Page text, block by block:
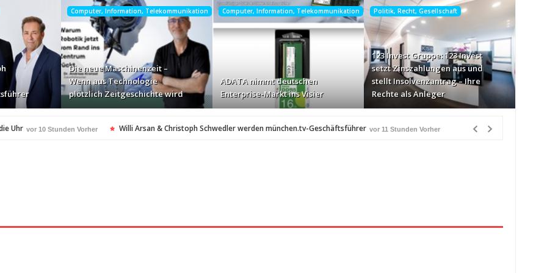
Computer, Information, Telekommunikation
Die neue Maschinenzeit –
Wenn aus Technologie
plötzlich Zeitgeschichte wird
Computer, Information, Telekommunikation
ADATA nimmt deutschen
Enterprise-Markt ins Visier
Politik, Recht, Gesellschaft
123 Invest Gruppe: 123 Invest
setzt Zinszahlungen aus und
stellt Insolvenzantrag – Ihre
Rechte als Anleger
Uhr vor 10 Stunden Vorher Willi Arsan & Christoph Schwedler werden münchen.tv-Geschäftsführer vor 11 Stunden Vorher
Batterie-Unabhängigkeit: Die Entstehung des Battery Valley in Québec
Virginia Beach
Angebot für Hotels